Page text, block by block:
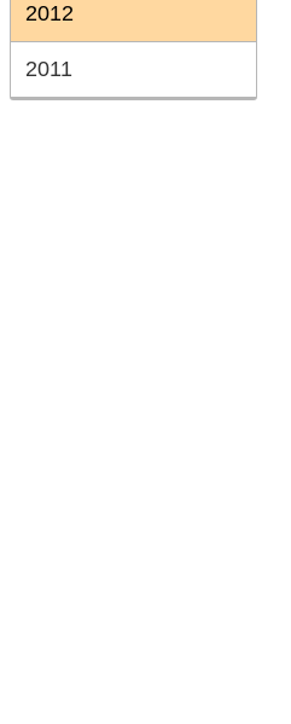
2012
2011